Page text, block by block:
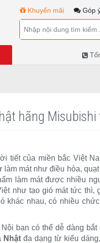
Khuyến mãi Góp
hãng Misubishi
tiết của miền bắc Việt
mát như điều hòa,
làm mát được nhiều
như tạo gió mát tức thì,
khác nhau, có nhiều
bạn có thể dễ dàng
Nhậtđa dạng từ kiểu